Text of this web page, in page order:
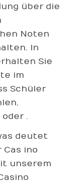
über die
Noten
In
Sie
im
Schüler
.
deutet
ino
unserem